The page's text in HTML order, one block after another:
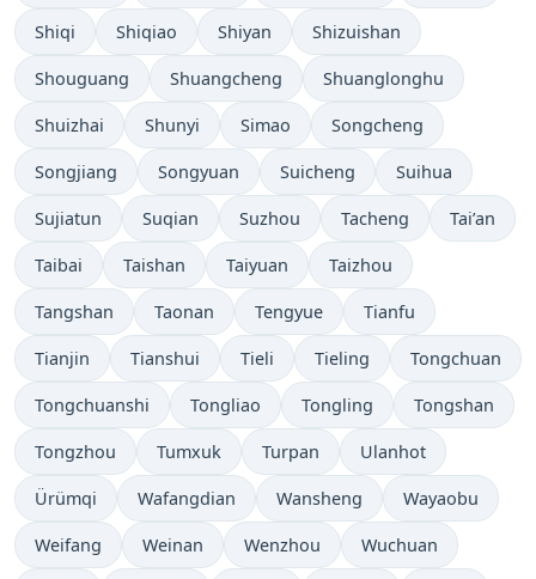
Shiqi Shiqiao Shiyan Shizuishan
Shouguang Shuangcheng Shuanglonghu
Shuizhai Shunyi Simao Songcheng
Songjiang Songyuan Suicheng Suihua
Sujiatun Suqian Suzhou Tacheng Tai’an
Taibai Taishan Taiyuan Taizhou
Tangshan Taonan Tengyue Tianfu
Tianjin Tianshui Tieli Tieling Tongchuan
Tongchuanshi Tongliao Tongling Tongshan
Tongzhou Tumxuk Turpan Ulanhot
Ürümqi Wafangdian Wansheng Wayaobu
Weifang Weinan Wenzhou Wuchuan